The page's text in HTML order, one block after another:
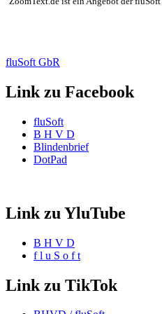
fluSoft GbR
Link zu Facebook
fluSoft
B H V D
Blindenbrief
DotPad
Link zu YluTube
B H V D
f l u S o f t
Link zu TikTok